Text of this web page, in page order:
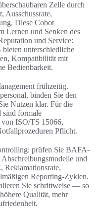
Zelle durch
Ausschussrate,
Diese Cobot
Lernen und Senken des
und Service:
unterschiedliche
Kompatibilität mit
Bedienbarkeit.
frühzeitig.
binden Sie den
Nutzen klar. Für die
sind formale
ISO/TS 15066,
Pflicht.
prüfen Sie BAFA-
und
Reklamationsrate,
Reporting-Zyklen.
Sie schrittweise — so
Qualität, mehr